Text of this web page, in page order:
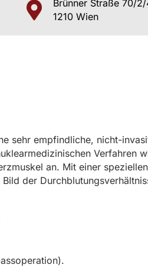
Brünner Straße 70/2/
1210 Wien
sehr empfindliche, nicht-
Verfahren
an. Mit einer
der